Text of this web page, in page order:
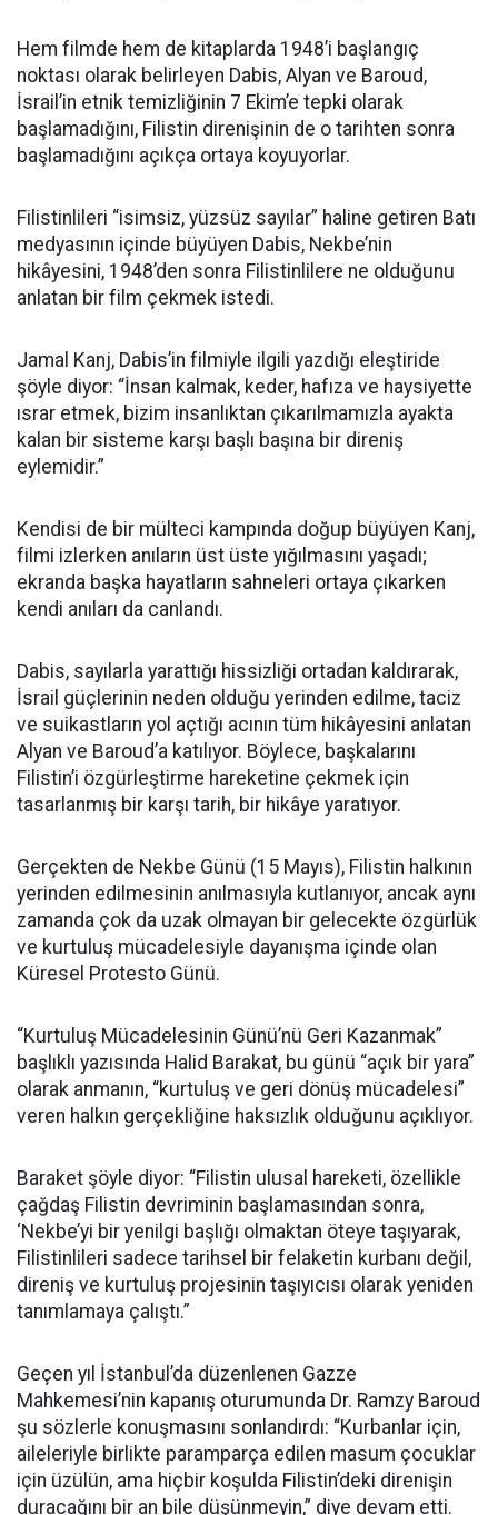
Hem filmde hem de kitaplarda 1948’i başlangıç
noktası olarak belirleyen Dabis, Alyan ve Baroud,
İsrail’in etnik temizliğinin 7 Ekim’e tepki olarak
başlamadığını, Filistin direnişinin de o tarihten sonra
başlamadığını açıkça ortaya koyuyorlar.
Filistinlileri “isimsiz, yüzsüz sayılar” haline getiren Batı
medyasının içinde büyüyen Dabis, Nekbe’nin
hikâyesini, 1948’den sonra Filistinlilere ne olduğunu
anlatan bir film çekmek istedi.
Jamal Kanj, Dabis’in filmiyle ilgili yazdığı eleştiride
şöyle diyor: “İnsan kalmak, keder, hafıza ve haysiyette
ısrar etmek, bizim insanlıktan çıkarılmamızla ayakta
kalan bir sisteme karşı başlı başına bir direniş
eylemidir.”
Kendisi de bir mülteci kampında doğup büyüyen Kanj,
filmi izlerken anıların üst üste yığılmasını yaşadı;
ekranda başka hayatların sahneleri ortaya çıkarken
kendi anıları da canlandı.
Dabis, sayılarla yarattığı hissizliği ortadan kaldırarak,
İsrail güçlerinin neden olduğu yerinden edilme, taciz
ve suikastların yol açtığı acının tüm hikâyesini anlatan
Alyan ve Baroud’a katılıyor. Böylece, başkalarını
Filistin’i özgürleştirme hareketine çekmek için
tasarlanmış bir karşı tarih, bir hikâye yaratıyor.
Gerçekten de Nekbe Günü (15 Mayıs), Filistin halkının
yerinden edilmesinin anılmasıyla kutlanıyor, ancak aynı
zamanda çok da uzak olmayan bir gelecekte özgürlük
ve kurtuluş mücadelesiyle dayanışma içinde olan
Küresel Protesto Günü.
“Kurtuluş Mücadelesinin Günü’nü Geri Kazanmak”
başlıklı yazısında Halid Barakat, bu günü “açık bir yara”
olarak anmanın, “kurtuluş ve geri dönüş mücadelesi”
veren halkın gerçekliğine haksızlık olduğunu açıklıyor.
Baraket şöyle diyor: “Filistin ulusal hareketi, özellikle
çağdaş Filistin devriminin başlamasından sonra,
‘Nekbe’yi bir yenilgi başlığı olmaktan öteye taşıyarak,
Filistinlileri sadece tarihsel bir felaketin kurbanı değil,
direniş ve kurtuluş projesinin taşıyıcısı olarak yeniden
tanımlamaya çalıştı.”
Geçen yıl İstanbul’da düzenlenen Gazze
Mahkemesi’nin kapanış oturumunda Dr. Ramzy Baroud
şu sözlerle konuşmasını sonlandırdı: “Kurbanlar için,
aileleriyle birlikte paramparça edilen masum çocuklar
için üzülün, ama hiçbir koşulda Filistin’deki direnişin
duracağını bir an bile düşünmeyin,” diye devam etti.